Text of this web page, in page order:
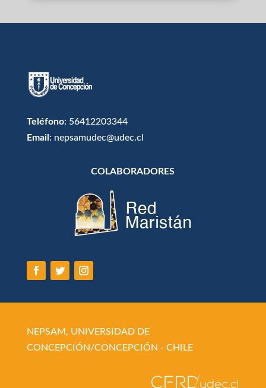
Teléfono: 56412203344
Email : nepsamudec@udec.cl
COLABORADORES
NEPSAM, UNIVERSIDAD DE
CONCEPCIÓN/CONCEPCIÓN - CHILE